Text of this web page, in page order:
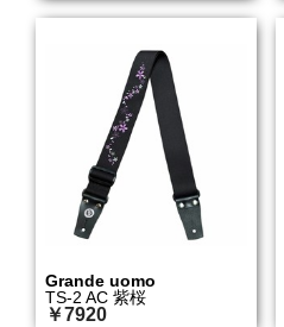
Grande uomo
TS-2 AC 紫桜
￥7920